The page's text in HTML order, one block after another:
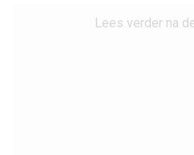
Lees verder na